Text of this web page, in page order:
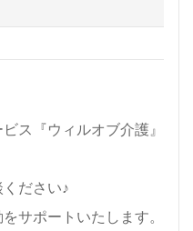
職支援"のプロと一緒に
しております。
ス『ウィルオブ介護』
ださい♪
サポートいたします。